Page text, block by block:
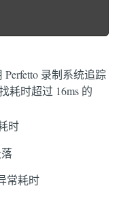
录制系统追踪
耗时超过 16ms 的
时
常耗时